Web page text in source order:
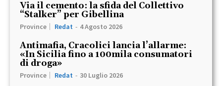
Via il cemento: la sfida del Collettivo
“Stalker” per Gibellina
Province Redat - 4 Agosto 2026
Antimafia, Cracolici lancia l’allarme:
«In Sicilia fino a 100mila consumatori
di droga»
Province Redat - 30 Luglio 2026